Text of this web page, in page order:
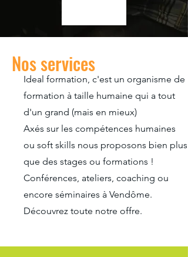
Nos services
Ideal formation, c'est un organisme de
formation à taille humaine qui a tout
d'un grand (mais en mieux)
Axés sur les compétences humaines
ou soft skills nous proposons bien plus
que des stages ou formations !
Conférences, ateliers, coaching ou
encore séminaires à Vendôme.
Découvrez toute notre offre.